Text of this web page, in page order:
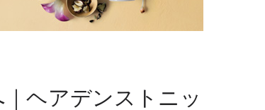
ヘアデンストニッ